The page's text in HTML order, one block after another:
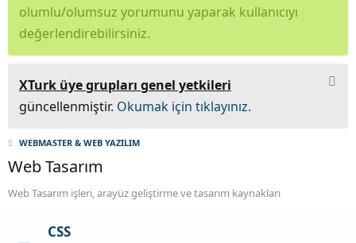
olumlu/olumsuz yorumunu yaparak kullanıcıyı
değerlendirebilirsiniz.
XTurk üye grupları genel yetkileri
güncellenmiştir. Okumak için tıklayınız.
WEBMASTER & WEB YAZILIM
Web Tasarım
Web Tasarım işleri, arayüz geliştirme ve tasarım kaynakları
CSS